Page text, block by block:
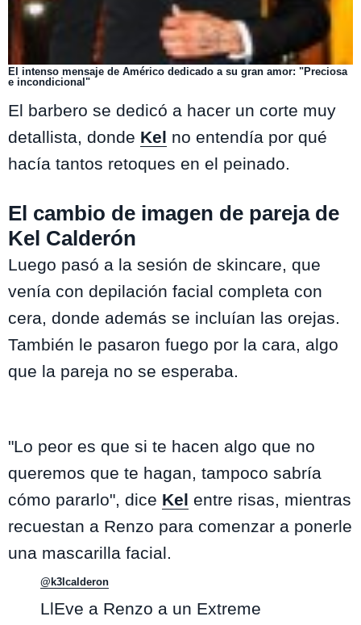
El intenso mensaje de Américo dedicado a su gran amor: "Preciosa
e incondicional"
El barbero se dedicó a hacer un corte muy
detallista, donde Kel no entendía por qué
hacía tantos retoques en el peinado.
El cambio de imagen de pareja de
Kel Calderón
Luego pasó a la sesión de skincare, que
venía con depilación facial completa con
cera, donde además se incluían las orejas.
También le pasaron fuego por la cara, algo
que la pareja no se esperaba.
"Lo peor es que si te hacen algo que no
queremos que te hagan, tampoco sabría
cómo pararlo", dice Kel entre risas, mientras
recuestan a Renzo para comenzar a ponerle
una mascarilla facial.
@k3lcalderon
LlEve a Renzo a un Extreme